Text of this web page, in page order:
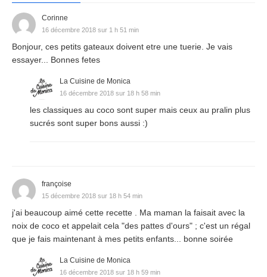
Corinne
16 décembre 2018 sur 1 h 51 min
Bonjour, ces petits gateaux doivent etre une tuerie. Je vais
essayer... Bonnes fetes
La Cuisine de Monica
16 décembre 2018 sur 18 h 58 min
les classiques au coco sont super mais ceux au pralin plus
sucrés sont super bons aussi :)
françoise
15 décembre 2018 sur 18 h 54 min
j'ai beaucoup aimé cette recette . Ma maman la faisait avec la
noix de coco et appelait cela "des pattes d'ours" ; c'est un régal
que je fais maintenant à mes petits enfants... bonne soirée
La Cuisine de Monica
16 décembre 2018 sur 18 h 59 min